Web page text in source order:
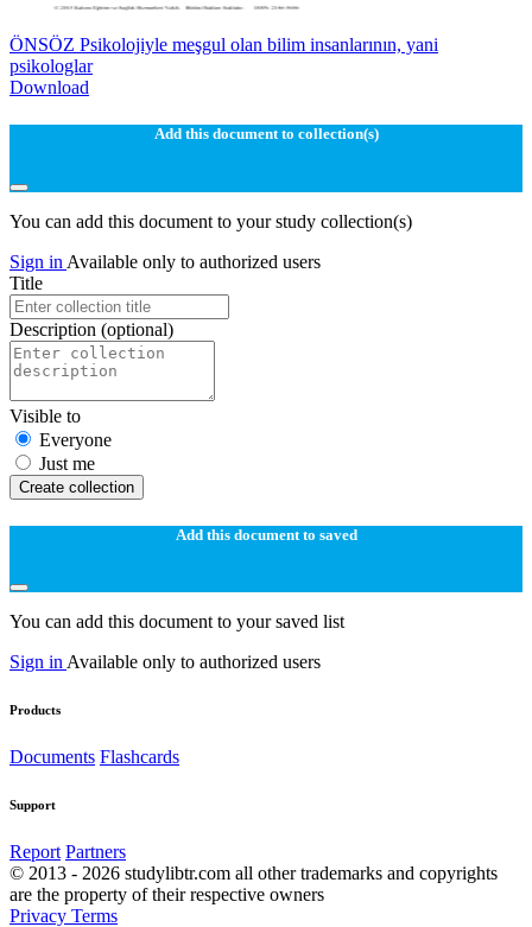
ÖNSÖZ Psikolojiyle meşgul olan bilim insanlarının, yani
psikologlar
Download
Add this document to collection(s)
You can add this document to your study collection(s)
Sign in Available only to authorized users
Title
Description (optional)
Visible to
Everyone
Just me
Create collection
Add this document to saved
You can add this document to your saved list
Sign in Available only to authorized users
Products
Documents Flashcards
Support
Report Partners
© 2013 - 2026 studylibtr.com all other trademarks and copyrights
are the property of their respective owners
Privacy Terms